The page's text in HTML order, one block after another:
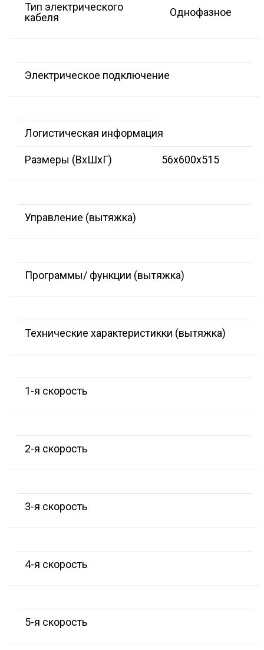
Тип электрического
кабеля
Однофазное
Электрическое подключение
Логистическая информация
Размеры (ВxШxГ) 56x600x515
Управление (вытяжка)
Программы/ функции (вытяжка)
Технические характеристикки (вытяжка)
1-я скорость
2-я скорость
3-я скорость
4-я скорость
5-я скорость